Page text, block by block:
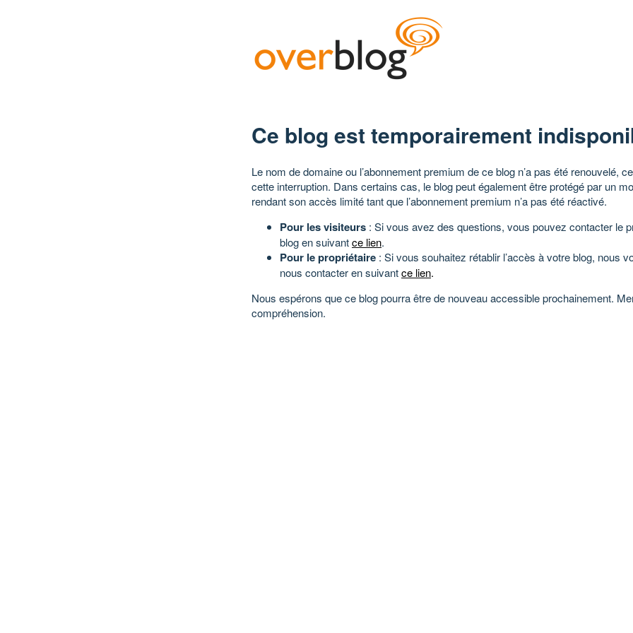
Ce blog est temporairement
Le nom de domaine ou l’abonnement premium de ce blog n’a pas été renouvelé,
cette interruption. Dans certains cas, le blog peut également être protégé par un
rendant son accès limité tant que l’abonnement premium n’a pas été réactivé.
Pour les visiteurs : Si vous avez des questions, vous pouvez contacter le
blog en suivantce lien.
Pour le propriétaire : Si vous souhaitez rétablir l’accès à votre blog, nous
nous contacter en suivantce lien.
Nous espérons que ce blog pourra être de nouveau accessible prochainement.
compréhension.